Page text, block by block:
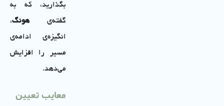
بگذارید، که به
گفته‌یهونگ،
انگیزه‌ی ادامه‌ی
مسیر را افزایش
می‌دهد.
معایب تعیین